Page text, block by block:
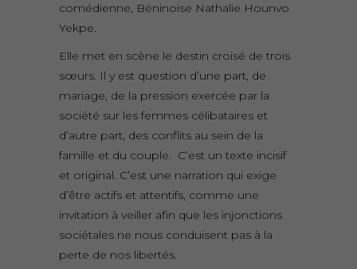
comédienne, Béninoise Nathalie Hounvo
Yekpe.
Elle met en scène le destin croisé de trois
sœurs. Il y est question d’une part, de
mariage, de la pression exercée par la
société sur les femmes célibataires et
d’autre part, des conflits au sein de la
famille et du couple. C’est un texte incisif
et original. C’est une narration qui exige
d’être actifs et attentifs, comme une
invitation à veiller afin que les injonctions
sociétales ne nous conduisent pas à la
perte de nos libertés.